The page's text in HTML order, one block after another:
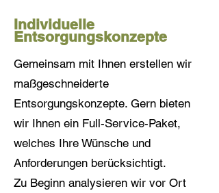
Individuelle
Entsorgungskonzepte
Gemeinsam mit Ihnen erstellen wir
maßgeschneiderte
Entsorgungskonzepte. Gern bieten
wir Ihnen ein Full-Service-Paket,
welches Ihre Wünsche und
Anforderungen berücksichtigt.
Zu Beginn analysieren wir vor Ort